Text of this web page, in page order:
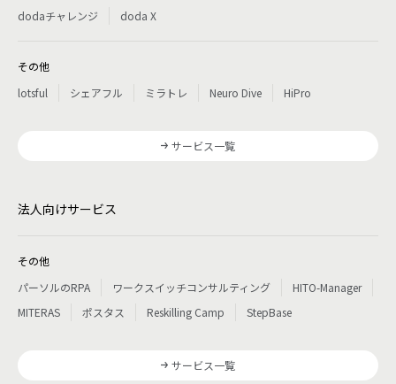
dodaチャレンジ
doda X
その他
lotsful
シェアフル ミラトレ Neuro Dive HiPro
サービス一覧
法人向けサービス
その他
パーソルのRPA
ワークスイッチコンサルティング
HITO-Manager
MITERAS
ポスタス Reskilling Camp StepBase
サービス一覧